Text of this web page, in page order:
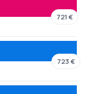
721 €
723 €